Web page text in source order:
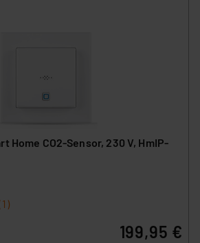
Home CO2-Sensor, 230 V, HmIP-
199,95 €